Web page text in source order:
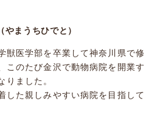
やまうちひでと）
獣医学部を卒業して神奈川県で修
このたび金沢で動物病院を開業す
りました。
した親しみやすい病院を目指して